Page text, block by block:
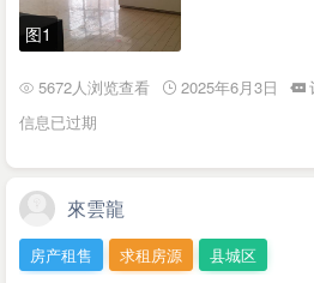
图1
5672人浏览查看 2025年6月3日
信息已过期
來雲龍
房产租售 求租房源 县城区